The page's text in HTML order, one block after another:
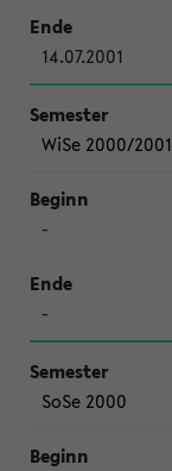
14.07.2001
WiSe 2000/2001
-
-
SoSe 2000